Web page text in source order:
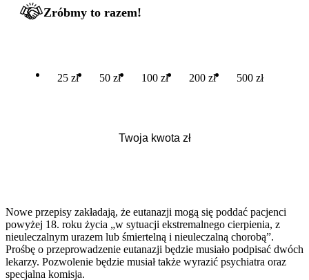
Zróbmy to razem!
25 zł 50 zł 100 zł 200 zł 500 zł
Nowe przepisy zakładają, że eutanazji mogą się poddać pacjenci
powyżej 18. roku życia „w sytuacji ekstremalnego cierpienia, z
nieuleczalnym urazem lub śmiertelną i nieuleczalną chorobą”.
Prośbę o przeprowadzenie eutanazji będzie musiało podpisać dwóch
lekarzy. Pozwolenie będzie musiał także wyrazić psychiatra oraz
specjalna komisja.